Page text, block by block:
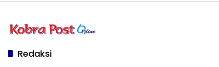
Redaksi